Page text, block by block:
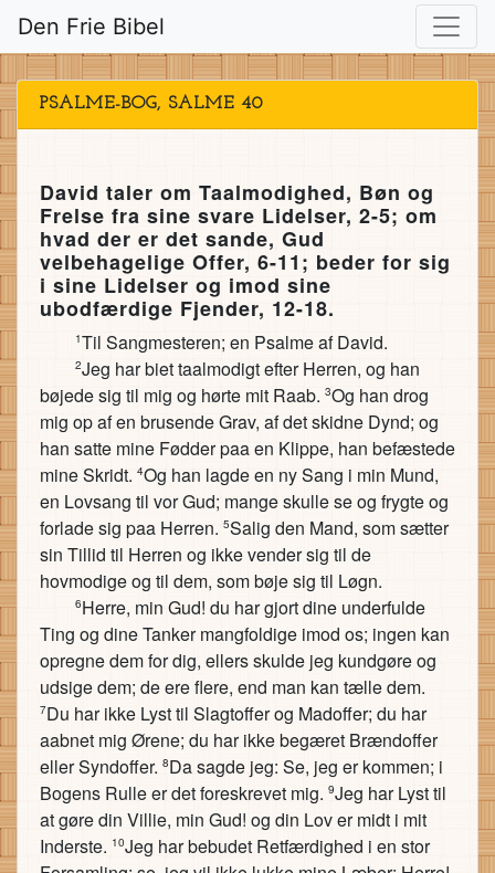
Den Frie Bibel
PSALME-BOG, SALME 40
David taler om Taalmodighed, Bøn og
Frelse fra sine svare Lidelser, 2-5; om
hvad der er det sande, Gud
velbehagelige Offer, 6-11; beder for sig
i sine Lidelser og imod sine
ubodfærdige Fjender, 12-18.
1Til Sangmesteren; en Psalme af David.
2Jeg har biet taalmodigt efter Herren, og han
bøjede sig til mig og hørte mit Raab. 3Og han drog
mig op af en brusende Grav, af det skidne Dynd; og
han satte mine Fødder paa en Klippe, han befæstede
mine Skridt. 4Og han lagde en ny Sang i min Mund,
en Lovsang til vor Gud; mange skulle se og frygte og
forlade sig paa Herren. 5Salig den Mand, som sætter
sin Tillid til Herren og ikke vender sig til de
hovmodige og til dem, som bøje sig til Løgn.
6Herre, min Gud! du har gjort dine underfulde
Ting og dine Tanker mangfoldige imod os; ingen kan
opregne dem for dig, ellers skulde jeg kundgøre og
udsige dem; de ere flere, end man kan tælle dem.
7Du har ikke Lyst til Slagtoffer og Madoffer; du har
aabnet mig Ørene; du har ikke begæret Brændoffer
eller Syndoffer. 8Da sagde jeg: Se, jeg er kommen; i
Bogens Rulle er det foreskrevet mig. 9Jeg har Lyst til
at gøre din Villie, min Gud! og din Lov er midt i mit
Inderste. 10Jeg har bebudet Retfærdighed i en stor